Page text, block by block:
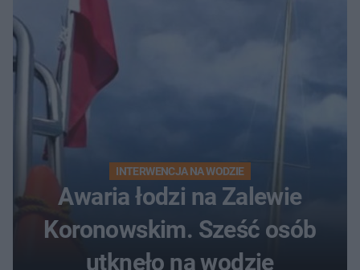
INTERWENCJA NA WODZIE
Awaria łodzi na Zalewie
Koronowskim. Sześć osób
utknęło na wodzie